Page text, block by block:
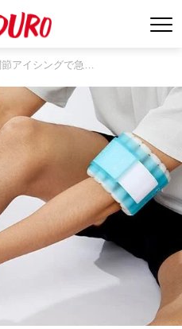
節アイシングで急…